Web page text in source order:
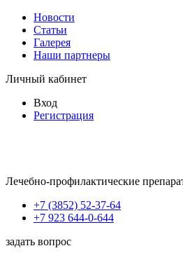
Новости
Статьи
Галерея
Наши партнеры
Личный кабинет
Вход
Регистрация
Лечебно-профилактические
+7 (3852) 52-37-64
+7 923 644-0-644
задать вопрос